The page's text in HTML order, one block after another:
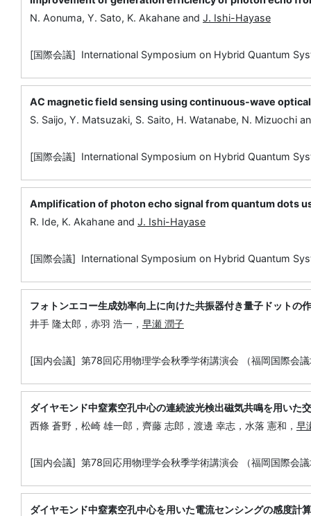
N. Aonuma, Y. Sato, K. Akahane and J. Ishi-Hayase
[国際会議] International Symposium on Hybrid Quantum
AC magnetic field sensing using continuous-wave
S. Saijo, Y. Matsuzaki, S. Saito, H. Watanabe, N. Mizuochi
[国際会議] International Symposium on Hybrid Quantum
Amplification of photon echo signal from quantum dots
R. Ide, K. Akahane and J. Ishi-Hayase
[国際会議] International Symposium on Hybrid Quantum
フォトンエコー生成効率向上に向けた共振器付き量子ドットの
井手 隆太郎，赤羽 浩一， 早瀬 潤子
[国内会議] 第78回応用物理学会秋季学術講演会 （福岡国際会
ダイヤモンド中窒素空孔中心の連続波光検出磁気共鳴を用いた
西條 蒼野，松崎 雄一郎，齊藤 志郎，渡邊 幸志，水落 憲和， 早
[国内会議] 第78回応用物理学会秋季学術講演会 （福岡国際会
ダイヤモンド中窒素空孔中心を用いた電流センシングの感度計算